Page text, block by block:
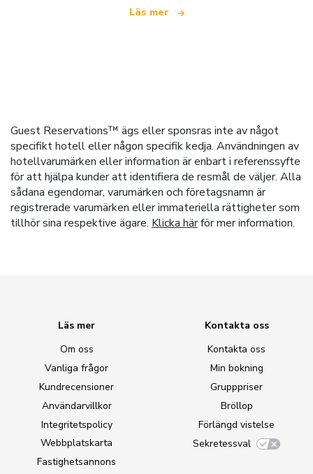
Läs mer
Guest Reservations™ ägs eller sponsras inte av något
specifikt hotell eller någon specifik kedja. Användningen av
hotellvarumärken eller information är enbart i referenssyfte
för att hjälpa kunder att identifiera de resmål de väljer. Alla
sådana egendomar, varumärken och företagsnamn är
registrerade varumärken eller immateriella rättigheter som
tillhör sina respektive ägare. Klicka härför mer information.
Läs mer
Om oss
Vanliga frågor
Kundrecensioner
Användarvillkor
Integritetspolicy
Webbplatskarta
Fastighetsannons
Kontakta oss
Kontakta oss
Min bokning
Grupppriser
Bröllop
Förlängd vistelse
Sekretessval